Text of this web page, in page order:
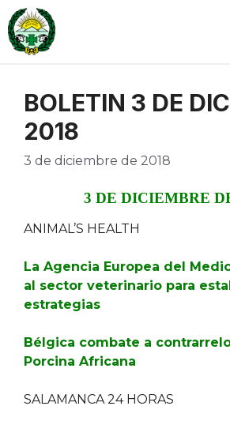
Saltar
al
contenido
BOLETIN 3 DE
2018
3 de diciembre de 2018
3 DE DICIEMBRE
ANIMAL’S HEALTH
La Agencia Europea del
al sector veterinario para
estrategias
Bélgica combate a
Porcina Africana
SALAMANCA 24 HORAS